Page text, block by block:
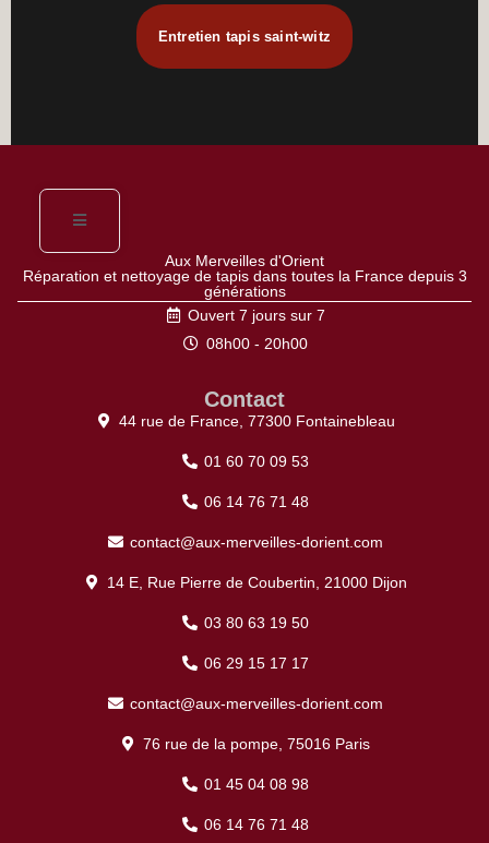
Entretien tapis saint-witz
Aux Merveilles d'Orient
Réparation et nettoyage de tapis dans toutes la France depuis 3
générations
Ouvert 7 jours sur 7
08h00 - 20h00
Contact
44 rue de France, 77300 Fontainebleau
01 60 70 09 53
06 14 76 71 48
contact@aux-merveilles-dorient.com
14 E, Rue Pierre de Coubertin, 21000 Dijon
03 80 63 19 50
06 29 15 17 17
contact@aux-merveilles-dorient.com
76 rue de la pompe, 75016 Paris
01 45 04 08 98
06 14 76 71 48